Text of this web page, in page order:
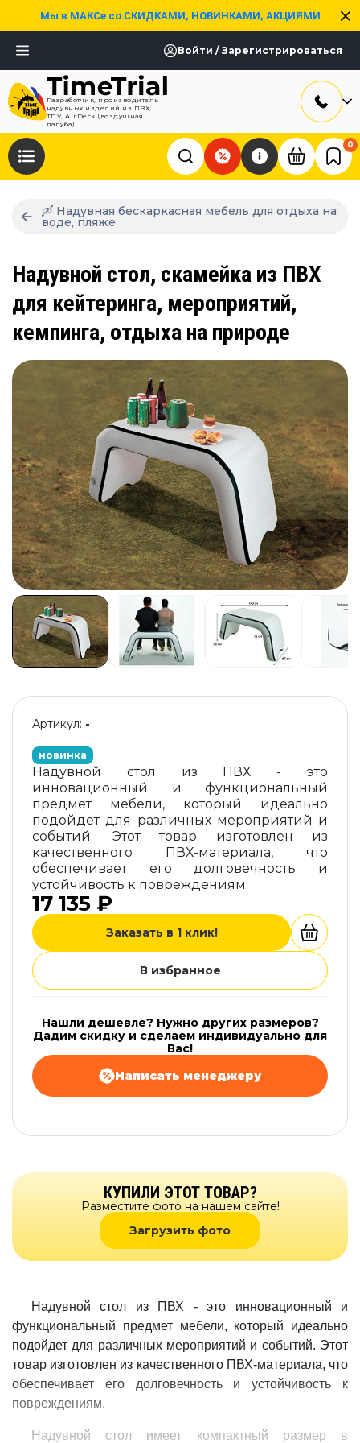
Мы в МАКСе со СКИДКАМИ, НОВИНКАМИ, АКЦИЯМИ
Войти / Зарегистрироваться
Разработчик, производитель
надувных изделий из ПВХ,
ТПУ, AirDeck (воздушная
палуба)
0
🛶 Надувная бескаркасная мебель для отдыха на
воде, пляже
Надувной стол, скамейка из ПВХ
для кейтеринга, мероприятий,
кемпинга, отдыха на природе
Артикул: -
новинка
Надувной стол из ПВХ - это
инновационный и функциональный
предмет мебели, который идеально
подойдет для различных мероприятий и
событий. Этот товар изготовлен из
качественного ПВХ-материала, что
обеспечивает его долговечность и
устойчивость к повреждениям.
17 135 ₽
Заказать в 1 клик!
В избранное
Нашли дешевле? Нужно других размеров?
Дадим скидку и сделаем индивидуально для
Вас!
Написать менеджеру
КУПИЛИ ЭТОТ ТОВАР?
Разместите фото на нашем сайте!
Загрузить фото
Надувной стол из ПВХ - это инновационный и
функциональный предмет мебели, который идеально
подойдет для различных мероприятий и событий. Этот
товар изготовлен из качественного ПВХ-материала, что
обеспечивает его долговечность и устойчивость к
повреждениям.
Надувной стол имеет компактный размер в